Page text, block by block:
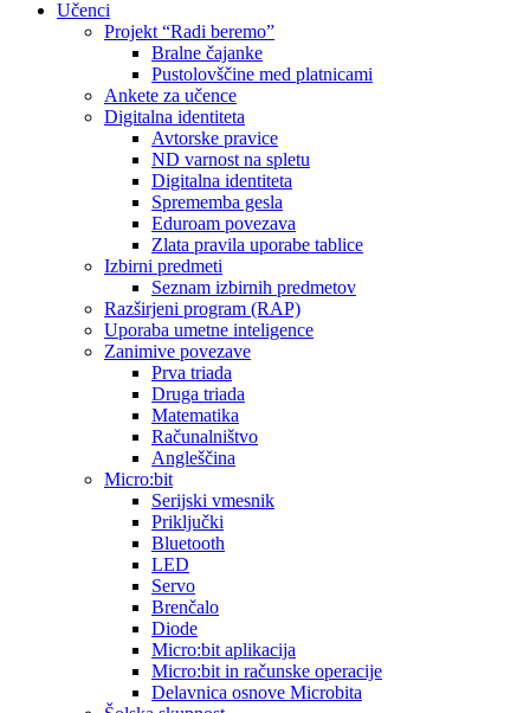
Učenci
Projekt “Radi beremo”
Bralne čajanke
Pustolovščine med platnicami
Ankete za učence
Digitalna identiteta
Avtorske pravice
ND varnost na spletu
Digitalna identiteta
Sprememba gesla
Eduroam povezava
Zlata pravila uporabe tablice
Izbirni predmeti
Seznam izbirnih predmetov
Razširjeni program (RAP)
Uporaba umetne inteligence
Zanimive povezave
Prva triada
Druga triada
Matematika
Računalništvo
Angleščina
Micro:bit
Serijski vmesnik
Priključki
Bluetooth
LED
Servo
Brenčalo
Diode
Micro:bit aplikacija
Micro:bit in računske operacije
Delavnica osnove Microbita